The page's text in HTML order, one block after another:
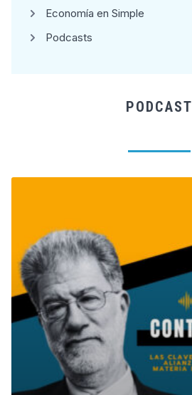
Economía en Simple
Podcasts
PODCAST